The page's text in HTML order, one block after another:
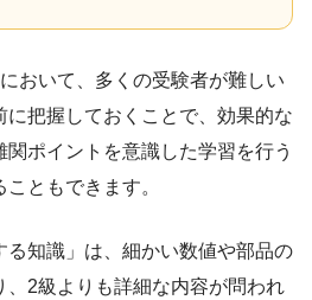
おいて、多くの受験者が難しい
に把握しておくことで、効果的な
ポイントを意識した学習を行う
ともできます。
る知識」は、細かい数値や部品の
、2級よりも詳細な内容が問われ